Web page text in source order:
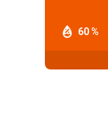
60 %